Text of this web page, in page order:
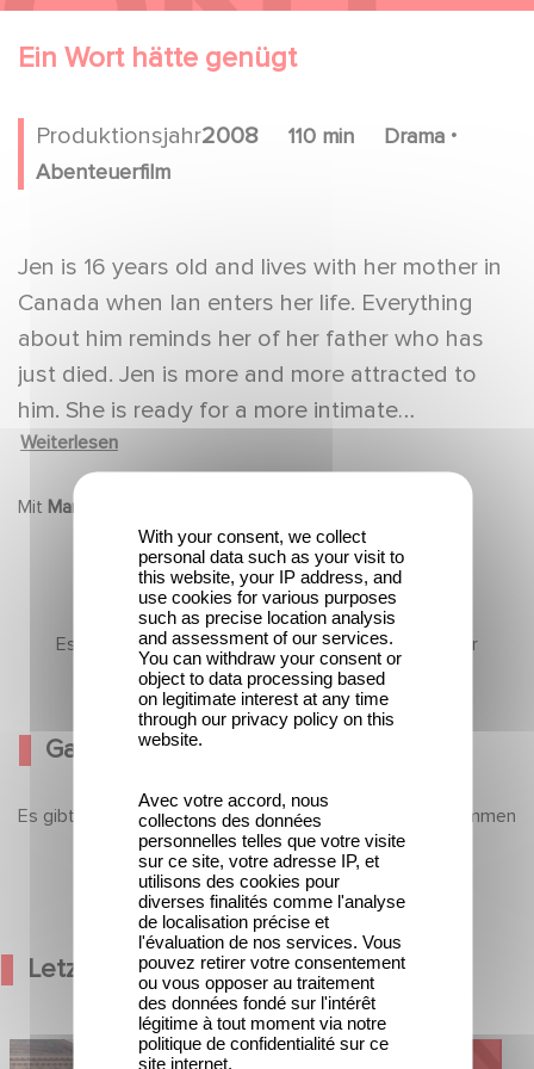
Ein Wort hätte genügt
Produktionsjahr2008 110 min Drama .
Abenteuerfilm
Jen is 16 years old and lives with her mother in
Canada when Ian enters her life. Everything
about him reminds her of her father who has
just died. Jen is more and more attracted to
him. She is ready for a more intimate
relationship with him, but Ian will cross the
barrier too quickly and become the object of a
merciless manhunt.
Weiterlesen
Mit
Es gibt noch keine Inhalte in diesem Abschnitt, aber
kommen Sie bald wieder
Galerie
Es gibt noch keine Inhalte in diesem Abschnitt, aber kommen
Sie bald wieder
Letzte Nachrichten
Hero kündigen
Kontakt
With your consent, we collect
personal data such as your visit to
this website, your IP address, and
use cookies for various purposes
such as precise location analysis
and assessment of our services.
You can withdraw your consent or
object to data processing based
on legitimate interest at any time
through our privacy policy on this
website.
Avec votre accord, nous
collectons des données
personnelles telles que votre visite
sur ce site, votre adresse IP, et
utilisons des cookies pour
diverses finalités comme l'analyse
de localisation précise et
l'évaluation de nos services. Vous
pouvez retirer votre consentement
ou vous opposer au traitement
des données fondé sur l'intérêt
légitime à tout moment via notre
politique de confidentialité sur ce
site internet.